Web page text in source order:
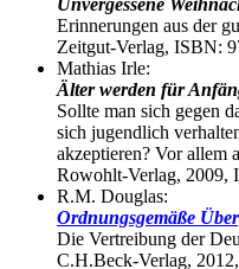
Erinnerungen aus der
Zeitgut-Verlag, ISBN:
Mathias Irle:
Älter werden für
Sollte man sich gegen
sich jugendlich
akzeptieren? Vor allem
Rowohlt-Verlag, 2009,
R.M. Douglas:
Ordnungsgemäße
Die Vertreibung der
C.H.Beck-Verlag,